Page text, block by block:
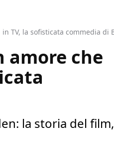
amore che
la storia del film,